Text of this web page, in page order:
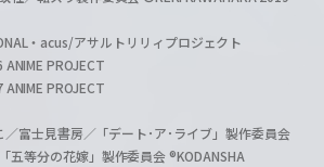
・acus/アサルトリリィプロジェクト
PROJECT
PROJECT
富士見書房／「デート･ア･ライブ」製作委員会
五等分の花嫁」製作委員会 ®KODANSHA